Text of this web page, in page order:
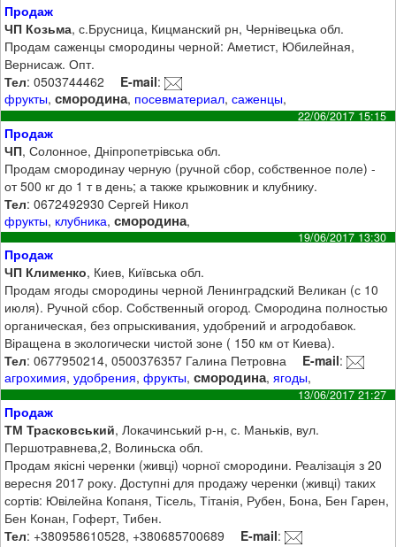
Продаж
ЧП Козьма, с.Брусница, Кицманский рн, Чернівецька обл.
Продам саженцы смородины черной: Аметист, Юбилейная,
Вернисаж. Опт.
Тел: 0503744462 E-mail:
фрукты,смородина, посевматериал,саженцы,
22/06/2017 15:15
Продаж
ЧП, Солонное, Дніпропетрівська обл.
Продам смородинау черную (ручной сбор, собственное поле) -
от 500 кг до 1 т в день; а также крыжовник и клубнику.
Тел: 0672492930 Сергей Никол
фрукты, клубника,смородина,
19/06/2017 13:30
Продаж
ЧП Клименко, Киев, Київська обл.
Продам ягоды смородины черной Ленинградский Великан (с 10
июля). Ручной сбор. Собственный огород. Смородина полностью
органическая, без опрыскивания, удобрений и агродобавок.
Віращена в экологически чистой зоне ( 150 км от Киева).
Тел: 0677950214, 0500376357 Галина Петровна E-mail:
агрохимия,удобрения,фрукты,смородина,ягоды,
13/06/2017 21:27
Продаж
ТМ Трасковський, Локачинський р-н, с. Маньків, вул.
Першотравнева,2, Волиньска обл.
Продам якісні черенки (живці) чорної смородини. Реалізація з 20
вересня 2017 року. Доступні для продажу черенки (живці) таких
сортів: Ювілейна Копаня, Тісель, Тітанія, Рубен, Бона, Бен Гарен,
Бен Конан, Гоферт, Тибен.
Тел: +380958610528, +380685700689 E-mail: